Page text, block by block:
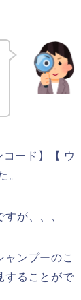
ード】【 ウ
。
が、、、
ンプーのこ
することがで